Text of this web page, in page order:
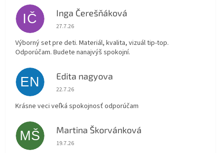
IČ Inga Čerešňáková
Hodnotenie obchodu je 5 z 5 hviezdičiek.
27.7.26
Výborný set pre deti. Materiál, kvalita, vizuál tip-top.
Odporúčam. Budete nanajvýš spokojní.
EN Edita nagyova
Hodnotenie obchodu je 5 z 5 hviezdičiek.
22.7.26
Krásne veci veľká spokojnosť odporúčam
MŠ Martina Škorvánková
Hodnotenie obchodu je 5 z 5 hviezdičiek.
19.7.26